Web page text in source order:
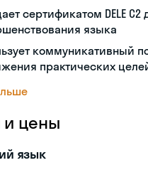
сертификатом DELE C2
языка
коммуникативный
практических
и цены
язык